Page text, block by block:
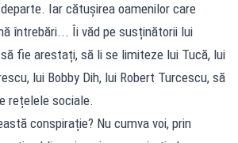
Iar cătușirea oamenilor care
întrebări... Îi văd pe susținătorii lui
fie arestați, să li se limiteze lui Tucă, lui
lui Bobby Dih, lui Robert Turcescu, să
rețelele sociale.
conspirație? Nu cumva voi, prin